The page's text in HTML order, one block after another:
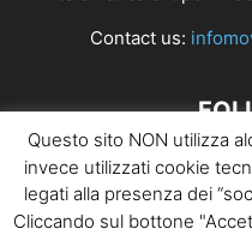
Contact us:
Questo sito NON utilizza
invece utilizzati cookie
legati alla presenza dei
Cliccando sul bottone